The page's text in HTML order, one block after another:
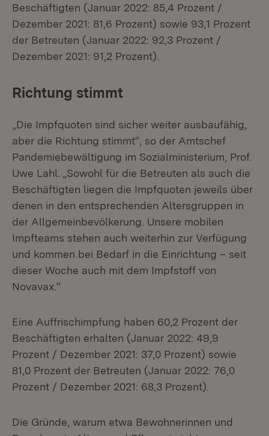
Beschäftigten (Januar 2022: 85,4 Prozent /
Dezember 2021: 81,6 Prozent) sowie 93,1 Prozent
der Betreuten (Januar 2022: 92,3 Prozent /
Dezember 2021: 91,2 Prozent).
Richtung stimmt
„Die Impfquoten sind sicher weiter ausbaufähig,
aber die Richtung stimmt“, so der Amtschef
Pandemiebewältigung im Sozialministerium, Prof.
Uwe Lahl. „Sowohl für die Betreuten als auch die
Beschäftigten liegen die Impfquoten jeweils über
denen in den entsprechenden Altersgruppen in
der Allgemeinbevölkerung. Unsere mobilen
Impfteams stehen auch weiterhin zur Verfügung
und kommen bei Bedarf in die Einrichtung – seit
dieser Woche auch mit dem Impfstoff von
Novavax.“
Eine Auffrischimpfung haben 60,2 Prozent der
Beschäftigten erhalten (Januar 2022: 49,9
Prozent / Dezember 2021: 37,0 Prozent) sowie
81,0 Prozent der Betreuten (Januar 2022: 76,0
Prozent / Dezember 2021: 68,3 Prozent).
Die Gründe, warum etwa Bewohnerinnen und